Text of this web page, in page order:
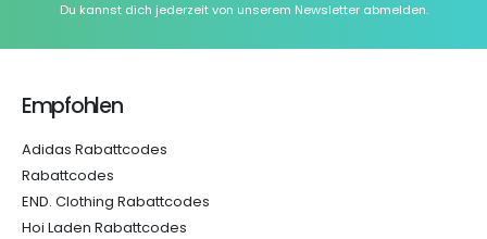
Du kannst dich jederzeit von unserem Newsletter abmelden.
Empfohlen
Adidas Rabattcodes
Rabattcodes
END. Clothing Rabattcodes
Hoi Laden Rabattcodes